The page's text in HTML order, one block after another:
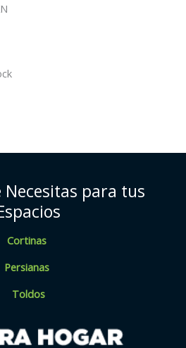
Necesitas para tus
Cortinas
Persianas
Toldos